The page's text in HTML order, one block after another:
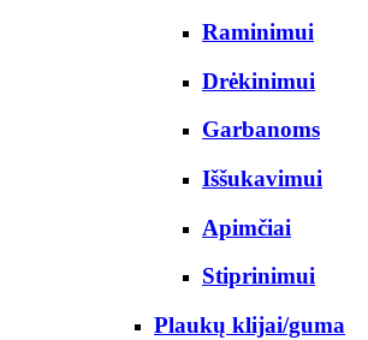
Raminimui
Drėkinimui
Garbanoms
Iššukavimui
Apimčiai
Stiprinimui
Plaukų klijai/guma